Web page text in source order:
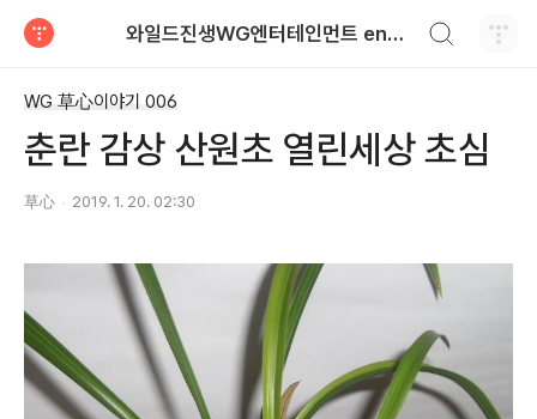
와일드진생WG엔터테인먼트 entertainment
WG 草心이야기 006
춘란 감상 산원초 열린세상 초심
草心 2019. 1. 20. 02:30